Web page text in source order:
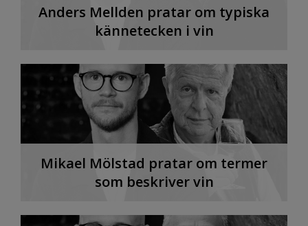
Anders Mellden pratar om typiska
kännetecken i vin
Mikael Mölstad pratar om termer
som beskriver vin